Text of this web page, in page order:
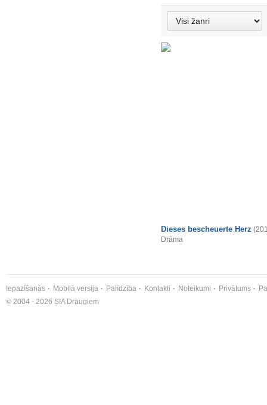
Dieses bescheuerte Herz
Drāma
Iepazīšanās Mobilā versija Palīdzība Kontakti Noteikumi Privātums
© 2004 - 2026 SIA Draugiem